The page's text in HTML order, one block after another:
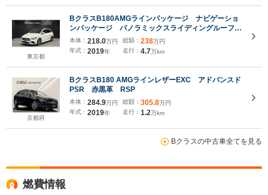
東京都
BクラスB180AMGラインパッケージ ナビゲーショ
ンパッケージ パノラミックスライディングルーフ
シートヒーター アンビエントライト 18インチ
AMGアルミホイール
本体： 218.0万円
年式： 2019年
総額： 238万円
走行： 4.7万km
京都府
BクラスB180 AMGラインレザーEXC アドバンスド
PSR 赤黒革 RSP
本体： 284.9万円
年式： 2019年
総額： 305.8万円
走行： 1.2万km
Bクラスの中古車全てを見る
燃費情報